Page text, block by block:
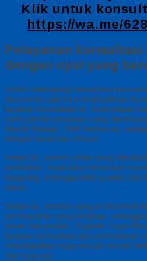
Klik untuk
https://wa.me/
Pelayanan konsultasi
dengan opsi yang
Untuk melengkapi kebutuhan
ekonomis saat ini menghadirkan
layanan konsultasi ini, Anda dapat
serta jumlah pesanan yang
Murah Bekasi, Oleh karena itu,
dengan tepat dan efisien.
Selain itu, sistem order yang
tambahan, Anda bisa memesan
langsung, sehingga lebih praktis dan
sibuk.
Selain itu, vendor yang profesional
pembayaran yang lengkap,
aman dan praktis. Supplier Toga
layanan konsultasi dan pemesanan
mendapatkan toga wisuda murah
dan nyaman.